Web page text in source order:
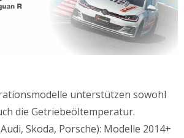
unterstützen sowohl
die Getriebeöltemperatur.
Skoda, Porsche): Modelle 2014+